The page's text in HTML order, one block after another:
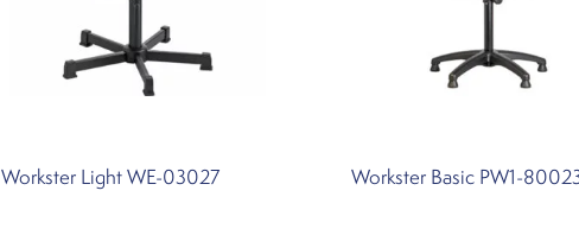
Workster Light WE-03027 Workster Basic PW1-